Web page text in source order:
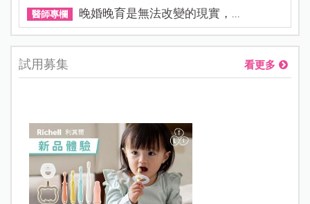
醫師專欄 晚婚晚育是無法改變的現實，...
試用募集 看更多